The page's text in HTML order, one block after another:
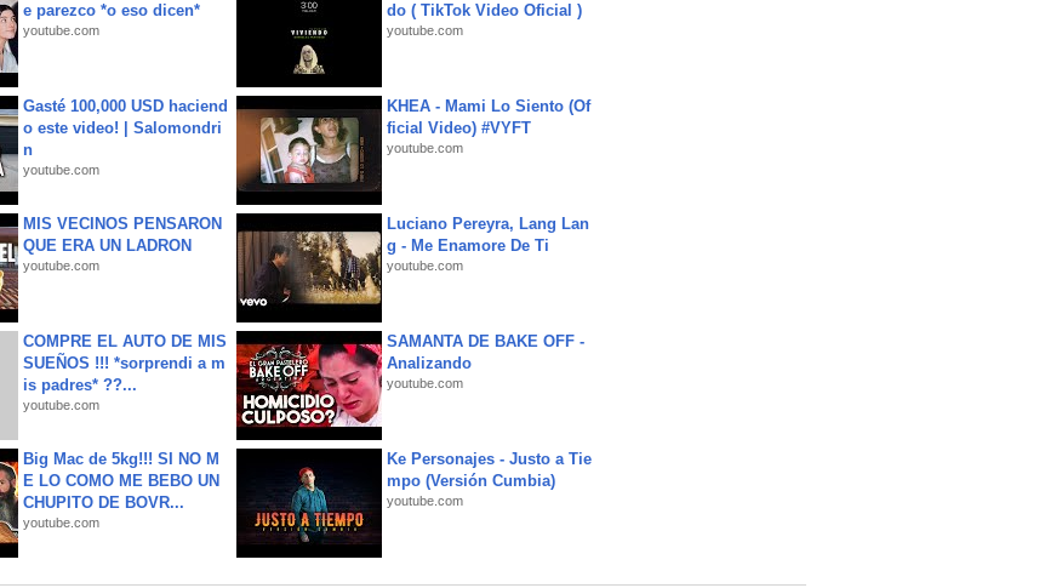
e parezco *o eso dicen*
youtube.com
do ( TikTok Video Oficial )
youtube.com
Gasté 100,000 USD haciend
o este video! | Salomondri
n
youtube.com
KHEA - Mami Lo Siento (Of
ficial Video) #VYFT
youtube.com
MIS VECINOS PENSARON
QUE ERA UN LADRON
youtube.com
Luciano Pereyra, Lang Lan
g - Me Enamore De Ti
youtube.com
COMPRE EL AUTO DE MIS
SUEÑOS !!! *sorprendi a m
is padres* ??...
youtube.com
SAMANTA DE BAKE OFF -
Analizando
youtube.com
Big Mac de 5kg!!! SI NO M
E LO COMO ME BEBO UN
CHUPITO DE BOVR...
youtube.com
Ke Personajes - Justo a Tie
mpo (Versión Cumbia)
youtube.com